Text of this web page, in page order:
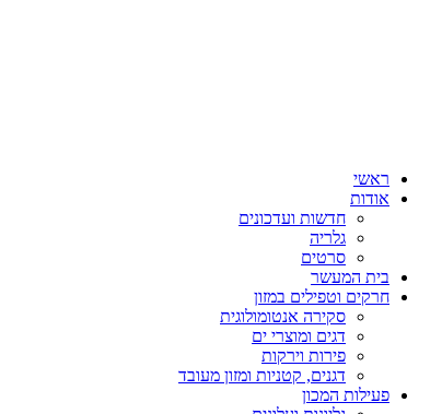
ראשי
אודות
חדשות ועדכונים
גלריה
סרטים
בית המעשר
חרקים וטפילים במזון
סקירה אנטומולוגית
דגים ומוצרי ים
פירות וירקות
דגנים, קטניות ומזון מעובד
פעילות המכון